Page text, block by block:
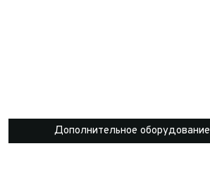
Дополнительное оборудование